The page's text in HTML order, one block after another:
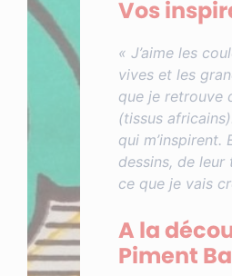
Vos
« J’aime les
vives et les
que je retrouve
(tissus
qui m’inspirent.
dessins, de leur
ce que je vais
A la
Piment